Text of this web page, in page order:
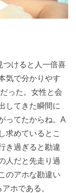
つけると人一倍喜
気で分かりやす
った。女性と会
してきた瞬間に
ってたからね。A
求めているとこ
き過ぎると勘違
人だと先走り過
のアホな勘違い
ホである。